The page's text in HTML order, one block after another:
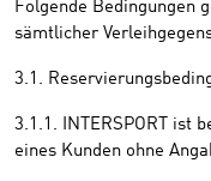
Folgende Bedingungen
sämtlicher
3.1.
3.1.1. INTERSPORT ist
eines Kunden ohne